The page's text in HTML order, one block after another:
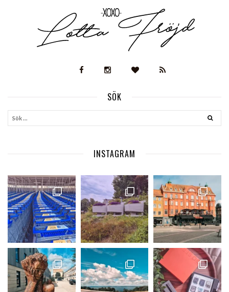
SÖK
INSTAGRAM